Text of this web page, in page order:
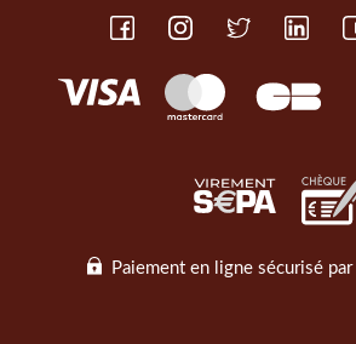
Paiement en ligne sécurisé par